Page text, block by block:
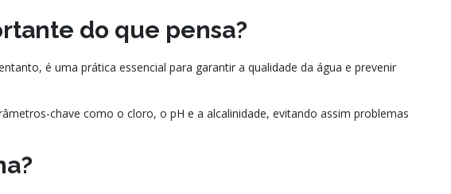
do que pensa?
é uma prática essencial para garantir a qualidade da água e prevenir
chave como o cloro, o pH e a alcalinidade, evitando assim problemas